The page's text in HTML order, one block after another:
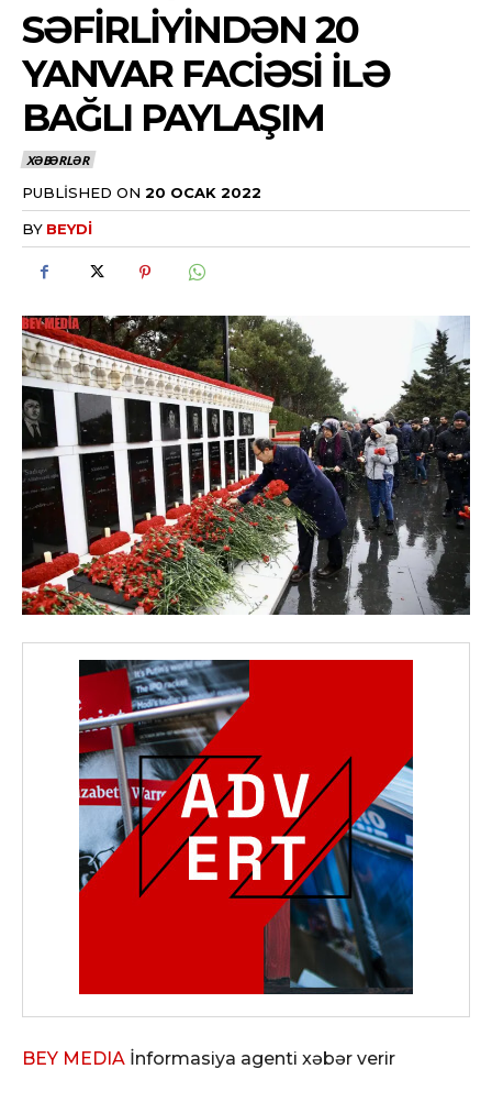
SƏFIRLIYINDƏN 20
YANVAR FACIƏSI ILƏ
BAĞLI PAYLAŞIM
XƏBƏRLƏR
PUBLISHED ON 20 OCAK 2022
BY BEYDI
BEY MEDIA İnformasiya agenti xəbər verir